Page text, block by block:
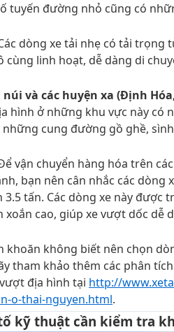
tuyến đường nhỏ cũng có
dòng xe tải nhẹ có tải trọng
cùng linh hoạt, dễ dàng di
và các huyện xa (Định
hình ở những khu vực này có
cung đường gồ ghề,
vận chuyển hàng hóa trên
bạn nên cân nhắc các dòng
3.5 tấn. Các dòng xe này được
xoắn cao, giúp xe vượt dốc dễ
khoăn không biết nên chọn
tham khảo thêm các phân
địa hình tại http://
o-thai-nguyen.html.
kỹ thuật cần kiểm tra